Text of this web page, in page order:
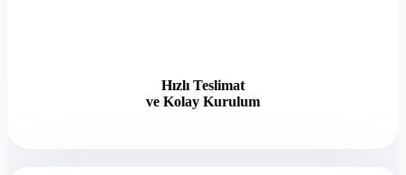
Hızlı Teslimat
ve Kolay Kurulum